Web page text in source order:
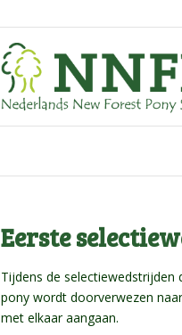
Eerste
Tijdens de
pony wordt doorverwezen
met elkaar aangaan.